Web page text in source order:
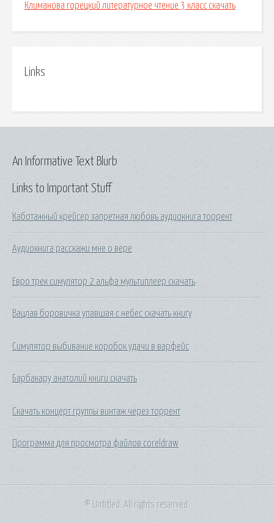
Климанова горецкий литературное чтение 3 класс скачать
Links
Links to Important Stuff
Каботажный крейсер запретная любовь аудиокнига торрент
Аудиокнига расскажи мне о вере
Евро трек симулятор 2 альфа мультиплеер скачать
Вацлав боровичка упавшая с небес скачать книгу
Симулятор выбивание коробок удачи в варфейс
Барбакару анатолий книги скачать
Скачать концерт группы винтаж через торрент
Программа для просмотра файлов coreldraw
An Informative Text Blurb
© Untitled. All rights reserved.